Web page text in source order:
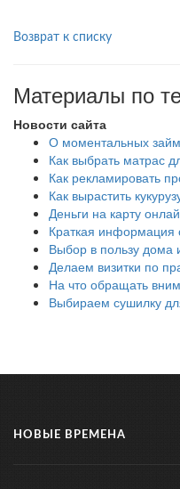
Возврат к списку
Материалы по
Новости сайта
О моментальных
Как выбрать матрас
Как рекламировать
Как вырастить
Деньги на карту
Краткая
Выбор в пользу дома
Делаем визитки по
На что обращать
Выбираем сушилку
НОВЫЕ ВРЕМЕНА